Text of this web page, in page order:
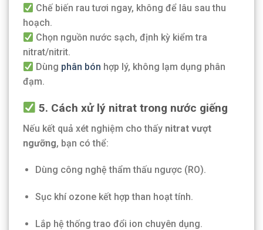
Chế biến rau tươi ngay, không để lâu sau thu
hoạch.
Chọn nguồn nước sạch, định kỳ kiểm tra
nitrat/nitrit.
Dùng phân bón hợp lý, không lạm dụng phân
đạm.
5. Cách xử lý nitrat trong nước giếng
Nếu kết quả xét nghiệm cho thấy nitrat vượt
ngưỡng, bạn có thể:
Dùng công nghệ thẩm thấu ngược (RO).
Sục khí ozone kết hợp than hoạt tính.
Lắp hệ thống trao đổi ion chuyên dụng.